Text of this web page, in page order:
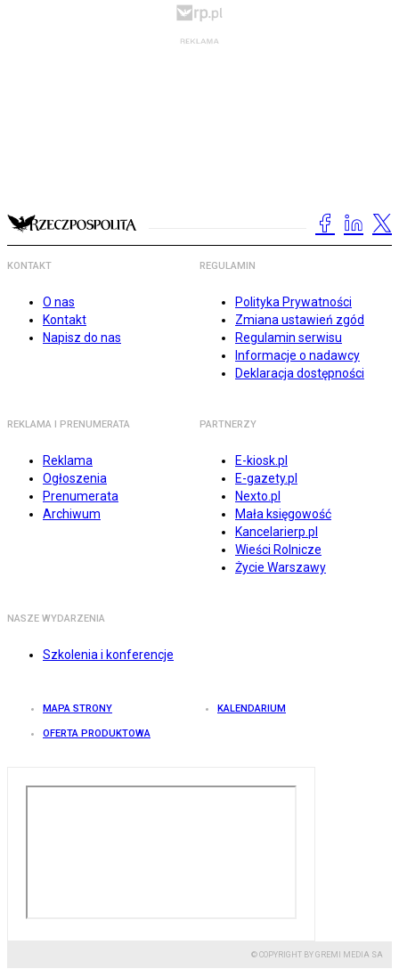
KONTAKT
O nas
Kontakt
Napisz do nas
REGULAMIN
Polityka Prywatności
Zmiana ustawień zgód
Regulamin serwisu
Informacje o nadawcy
Deklaracja dostępności
REKLAMA I PRENUMERATA
Reklama
Ogłoszenia
Prenumerata
Archiwum
PARTNERZY
E-kiosk.pl
E-gazety.pl
Nexto.pl
Mała księgowość
Kancelarierp.pl
Wieści Rolnicze
Życie Warszawy
NASZE WYDARZENIA
Szkolenia i konferencje
MAPA STRONY KALENDARIUM
OFERTA PRODUKTOWA
© COPYRIGHT BY GREMI MEDIA SA